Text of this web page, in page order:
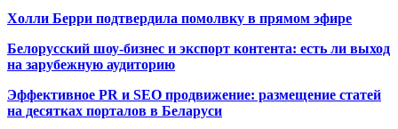
Холли Берри подтвердила помолвку в прямом эфире
Белорусский шоу-бизнес и экспорт контента: есть ли выход
на зарубежную аудиторию
Эффективное PR и SEO продвижение: размещение статей
на десятках порталов в Беларуси